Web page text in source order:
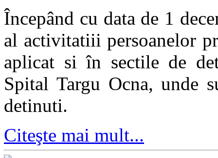
Începând cu data de 1
al activitatiii persoanelor
aplicat si în sectile de
Spital Targu Ocna, unde
detinuti.
Citeşte mai mult...